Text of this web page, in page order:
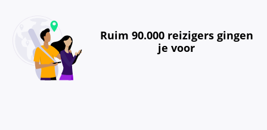
Ruim 90.000 reizigers gingen
je voor